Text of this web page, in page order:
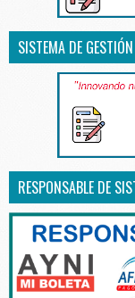
SISTEMA DE
RESPONSABLE DE